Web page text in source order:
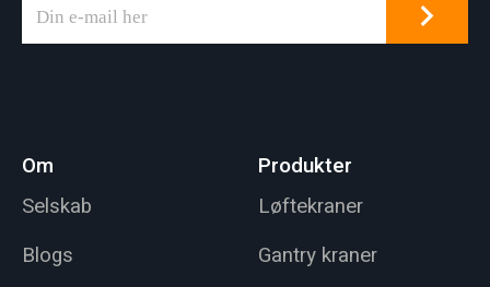
Om
Selskab
Blogs
Produkter
Løftekraner
Gantry kraner